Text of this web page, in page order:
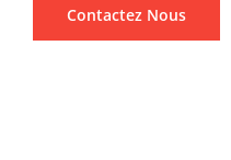
Contactez Nous